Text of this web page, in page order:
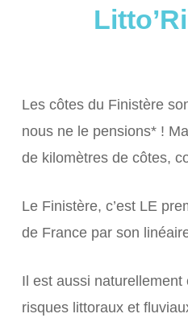
Les côtes du Finistère
nous ne le pensions* !
de kilomètres de côtes,
Le Finistère, c’est LE
de France par son
Il est aussi
risques littoraux et